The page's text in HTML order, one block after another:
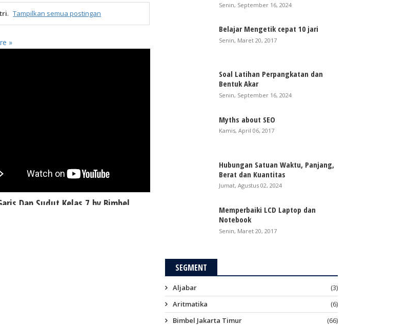
. Tampilkan semua postingan
»
Dan Sudut Kelas 7 by Bimbel
Senin, September 16, 2024
Belajar Mengetik cepat 10 jari
Senin, Maret 20, 2017
Soal Latihan Perpangkatan dan
Bentuk Akar
Senin, September 16, 2024
Myths about SEO
Kamis, April 06, 2017
Hubungan Satuan Waktu, Panjang,
Berat dan Kuantitas
Jumat, Agustus 02, 2024
Memperbaiki LCD Laptop dan
Notebook
Senin, Maret 20, 2017
SEGMENT
Aljabar
(3)
Aritmatika
(6)
Bimbel Jakarta Timur
(66)